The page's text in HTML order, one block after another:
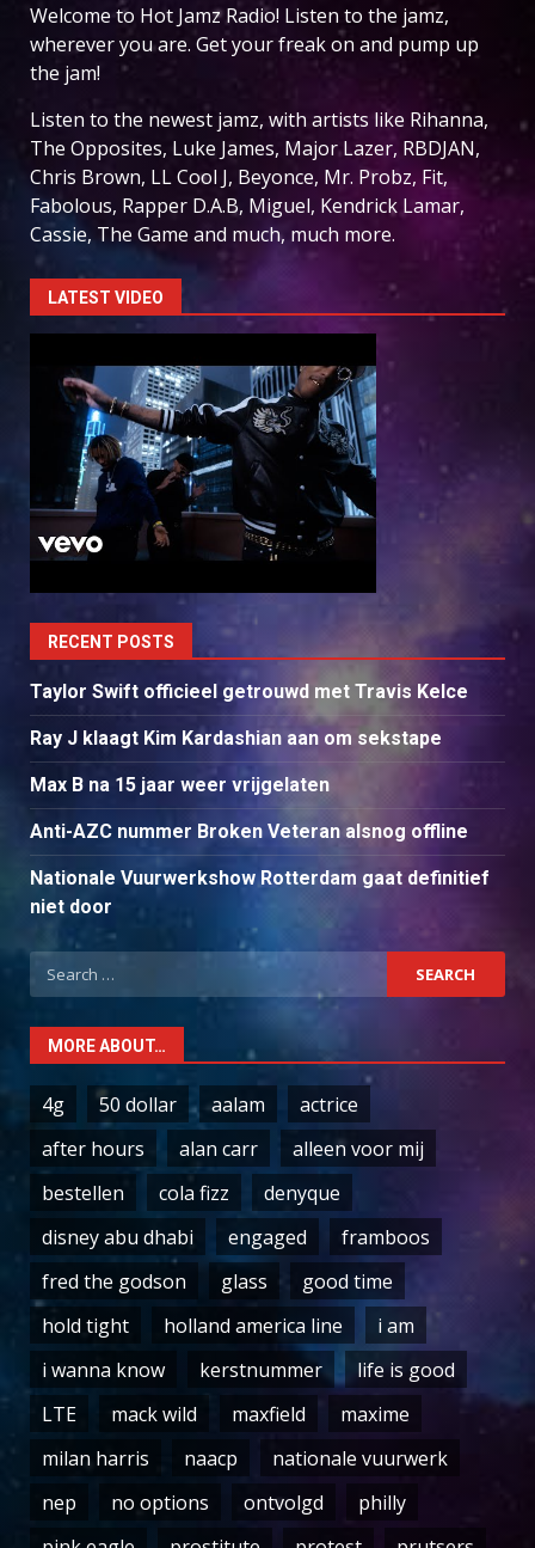
Welcome to Hot Jamz Radio! Listen to the jamz,
wherever you are. Get your freak on and pump up
the jam!
Listen to the newest jamz, with artists like Rihanna,
The Opposites, Luke James, Major Lazer, RBDJAN,
Chris Brown, LL Cool J, Beyonce, Mr. Probz, Fit,
Fabolous, Rapper D.A.B, Miguel, Kendrick Lamar,
Cassie, The Game and much, much more.
LATEST VIDEO
RECENT POSTS
Taylor Swift officieel getrouwd met Travis Kelce
Ray J klaagt Kim Kardashian aan om sekstape
Max B na 15 jaar weer vrijgelaten
Anti-AZC nummer Broken Veteran alsnog offline
Nationale Vuurwerkshow Rotterdam gaat definitief
niet door
Search
for:
MORE ABOUT…
4g 50 dollar aalam
actrice
after hours
alan carr
alleen voor mij
bestellen
cola fizz
denyque
disney abu dhabi
engaged
framboos
fred the godson
glass
good time
hold tight
holland america line
i am
i wanna know
kerstnummer
life is good
LTE
mack wild maxfield
maxime
milan harris
naacp
nationale vuurwerk
nep
no options ontvolgd
philly